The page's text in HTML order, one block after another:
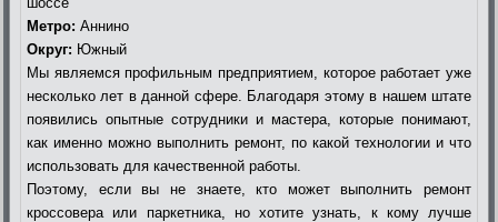
Метро: Аннино
Округ: Южный
Мы являемся профильным предприятием, которое работает уже
несколько лет в данной сфере. Благодаря этому в нашем штате
появились опытные сотрудники и мастера, которые понимают,
как именно можно выполнить ремонт, по какой технологии и что
использовать для качественной работы.
Поэтому, если вы не знаете, кто может выполнить ремонт
кроссовера или паркетника, но хотите узнать, к кому лучше